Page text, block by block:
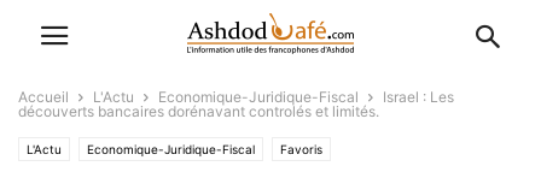
Accueil L'Actu Economique-Juridique-Fiscal
Israel : Les
découverts bancaires dorénavant controlés et limités.
L'Actu Economique-Juridique-Fiscal Favoris